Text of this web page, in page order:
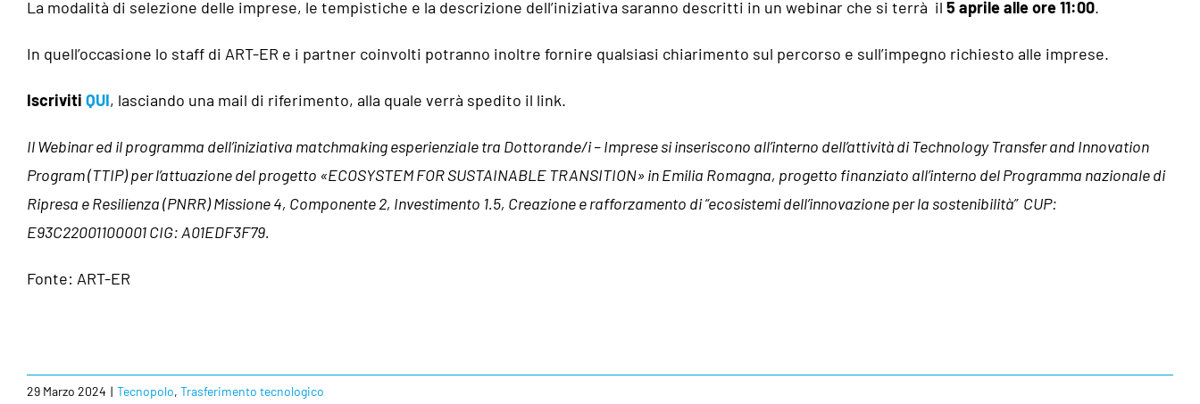
La modalità di selezione delle imprese, le tempistiche e la descrizione dell’iniziativa saranno descritti in un webinar che si terrà il 5 aprile alle ore 11:00.
In quell’occasione lo staff di ART-ER e i partner coinvolti potranno inoltre fornire qualsiasi chiarimento sul percorso e sull’impegno richiesto alle imprese.
Iscriviti QUI, lasciando una mail di riferimento, alla quale verrà spedito il link.
Il Webinar ed il programma dell’iniziativa matchmaking esperienziale tra Dottorande/i – Imprese si inseriscono all’interno dell’attività di Technology Transfer and Innovation
Program (TTIP) per l’attuazione del progetto «ECOSYSTEM FOR SUSTAINABLE TRANSITION» in Emilia Romagna, progetto finanziato all’interno del Programma nazionale di
Ripresa e Resilienza (PNRR) Missione 4, Componente 2, Investimento 1.5, Creazione e rafforzamento di “ecosistemi dell’innovazione per la sostenibilità” CUP:
E93C22001100001 CIG: A01EDF3F79.
Fonte: ART-ER
29 Marzo 2024 | Tecnopolo, Trasferimento tecnologico